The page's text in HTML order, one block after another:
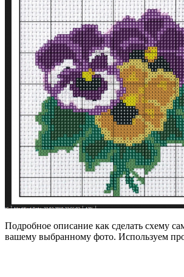
Подробное описание как сделать схему
вашему выбранному фото. Используем